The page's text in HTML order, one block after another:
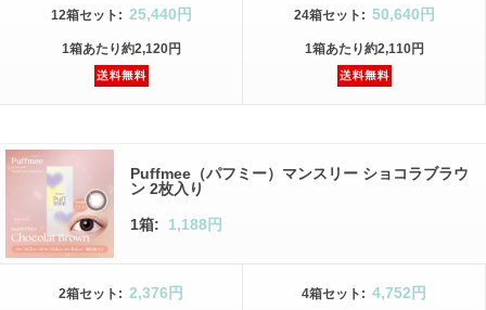
12箱セット : 25,440円
1箱あたり約2,120円
24箱セット : 50,640円
1箱あたり約2,110円
Puffmee（パフミー）マンスリー ショコラブラウ
ン 2枚入り
1箱: 1,188円
2箱セット : 2,376円 4箱セット : 4,752円